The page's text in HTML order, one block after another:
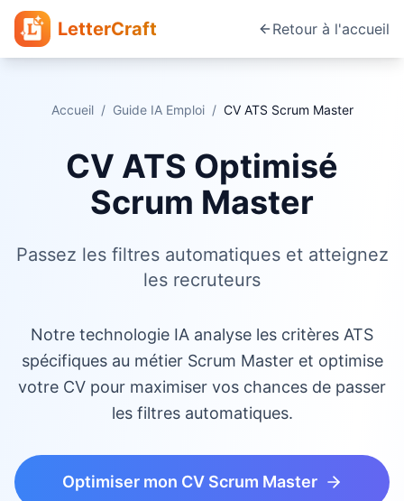
LetterCraft Retour à l'accueil
Accueil / Guide IA Emploi / CV ATS Scrum Master
CV ATS Optimisé
Scrum Master
Passez les filtres automatiques et atteignez
les recruteurs
Notre technologie IA analyse les critères ATS
spécifiques au métier Scrum Master et optimise
votre CV pour maximiser vos chances de passer
les filtres automatiques.
Optimiser mon CV Scrum Master